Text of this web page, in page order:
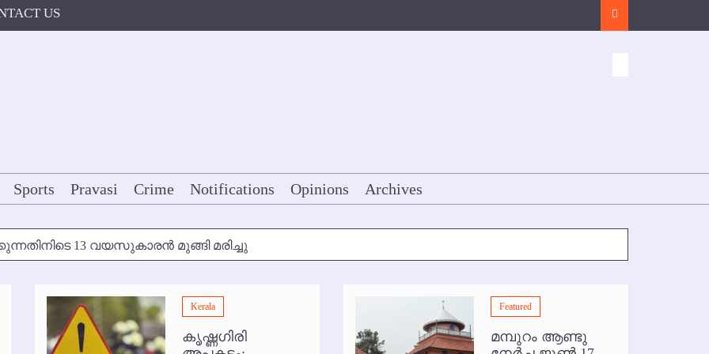
US
Search
Sports Pravasi Crime Notifications Opinions Archives
13 വയസുകാരന്‍ മുങ്ങി മരിച്ചു
മുതല്‍
ഇല്ല
Kerala
കൃഷ്ണഗിരി
Featured
മമ്പുറം ആണ്ടു